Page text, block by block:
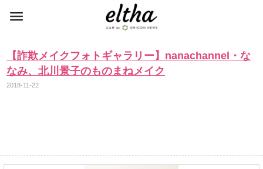
【詐欺メイクフォトギャラリー】nanachannel・な
なみ、北川景子のものまねメイク
2018-11-22